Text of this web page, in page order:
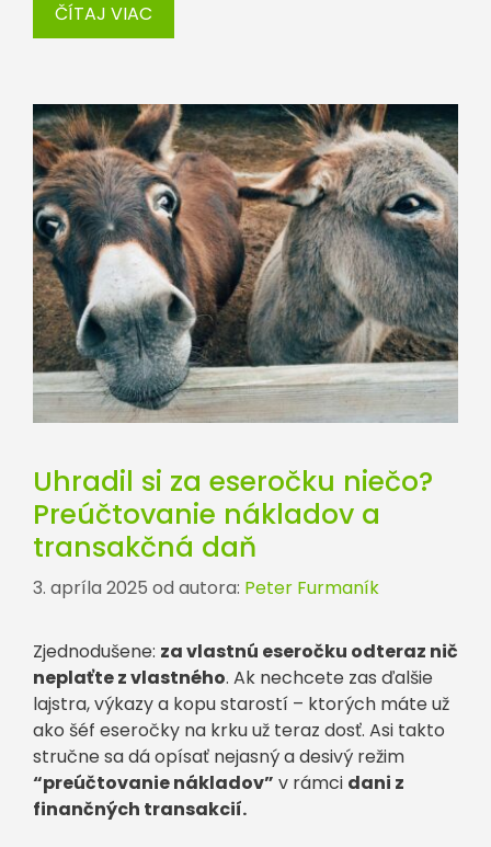
ČÍTAJ VIAC
Uhradil si za eseročku niečo?
Preúčtovanie nákladov a
transakčná daň
3. apríla 2025 od autora: Peter Furmaník
Zjednodušene: za vlastnú eseročku odteraz nič
neplaťte z vlastného. Ak nechcete zas ďalšie
lajstra, výkazy a kopu starostí – ktorých máte už
ako šéf eseročky na krku už teraz dosť. Asi takto
stručne sa dá opísať nejasný a desivý režim
“preúčtovanie nákladov” v rámci dani z
finančných transakcií.